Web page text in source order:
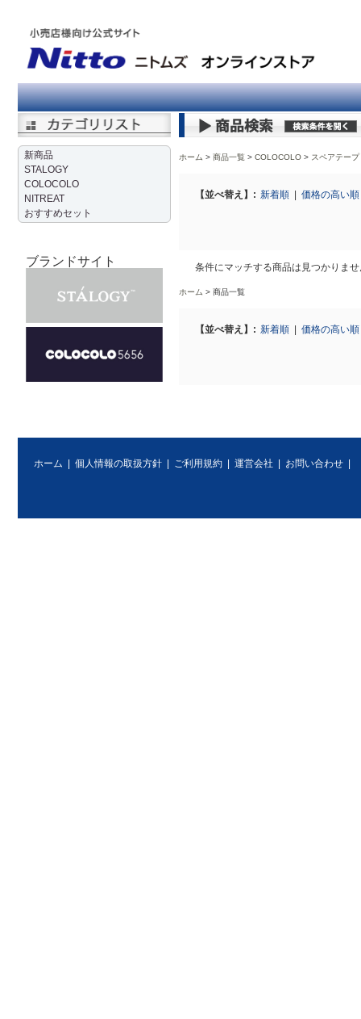
新商品
STALOGY
COLOCOLO
NITREAT
おすすめセット
ブランドサイト
ホーム 商品一覧 COLOCOLO > スペアテープ
【並べ替え】: 新着順 価格の高い順
条件にマッチする商品は見つかりま
ホーム 商品一覧
【並べ替え】: 新着順 価格の高い順
ホーム 個人情報の取扱方針 ご利用規約 運営会社 お問い合わせ